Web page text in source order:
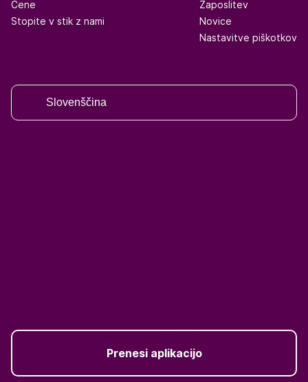
Cene
Stopite v stik z nami
Zaposlitev
Novice
Nastavitve piškotkov
Slovenščina
Prenesi aplikacijo